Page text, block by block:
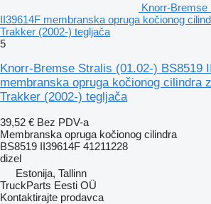
Knorr-Bremse
II39614F membranska opruga kočionog
Trakker (2002-) tegljača
5
Knorr-Bremse Stralis (01.02-) BS8519
membranska opruga kočionog cilindra
Trakker (2002-) tegljača
39,52 € Bez PDV-a
Membranska opruga kočionog cilindra
BS8519 II39614F 41211228
dizel
Estonija, Tallinn
TruckParts Eesti OÜ
Kontaktirajte prodavca